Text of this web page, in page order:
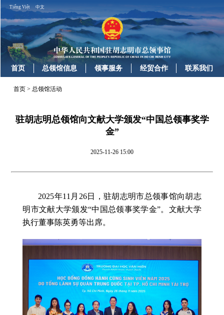
Tiếng Việt 中文
首页 总领馆信息 领事服务 经贸合作 联系我们
首页 >总领馆活动
驻胡志明总领馆向文献大学颁发“中国总领事奖学
金”
2025-11-26 15:00
2025年11月26日，驻胡志明市总领事馆向胡志
明市文献大学颁发“中国总领事奖学金”。文献大学
执行董事陈英勇等出席。